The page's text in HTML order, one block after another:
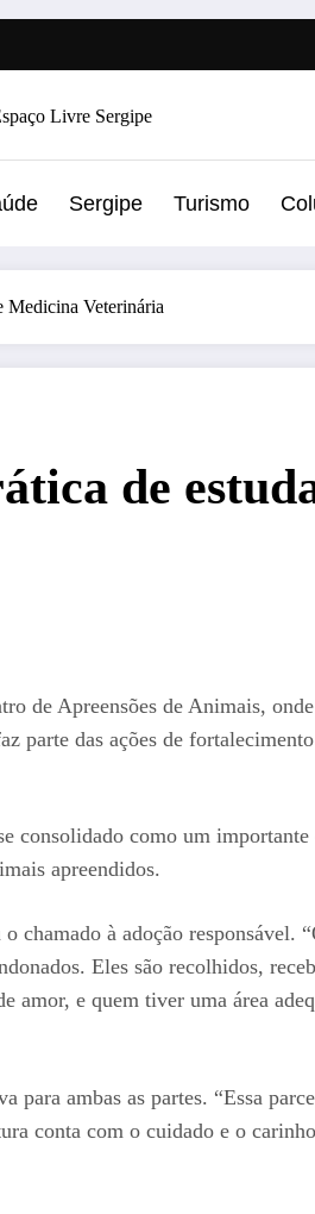
Sergipe Turismo
Medicina Veterinária
de
de Apreensões de Animais,
das ações de
como um
apreendidos.
à adoção responsável.
Eles são recolhidos,
e quem tiver uma área
ambas as partes. “Essa
conta com o cuidado e o